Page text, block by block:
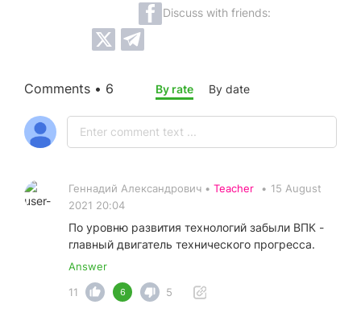
Discuss with friends:
Comments • 6 By rate By date
Геннадий Александрович • Teacher • 15 August
2021 20:04
По уровню развития технологий забыли ВПК -
главный двигатель технического прогресса.
Answer
11
6 5